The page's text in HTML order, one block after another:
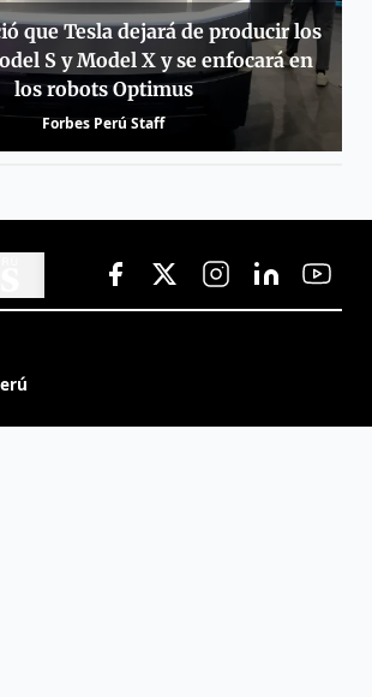
que Tesla dejará de producir los
S y Model X y se enfocará en
los robots Optimus
Forbes Perú Staff